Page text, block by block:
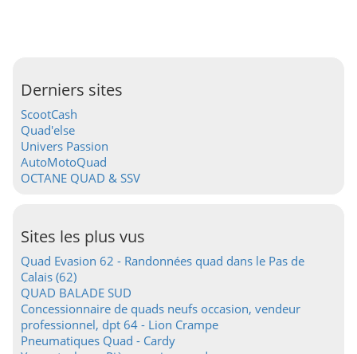
Derniers sites
ScootCash
Quad'else
Univers Passion
AutoMotoQuad
OCTANE QUAD & SSV
Sites les plus vus
Quad Evasion 62 - Randonnées quad dans le Pas de
Calais (62)
QUAD BALADE SUD
Concessionnaire de quads neufs occasion, vendeur
professionnel, dpt 64 - Lion Crampe
Pneumatiques Quad - Cardy